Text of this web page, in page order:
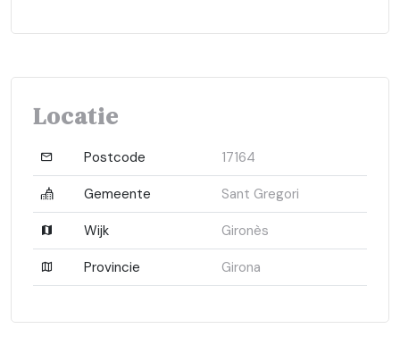
Locatie
Postcode 17164
Gemeente Sant Gregori
Wijk Gironès
Provincie Girona